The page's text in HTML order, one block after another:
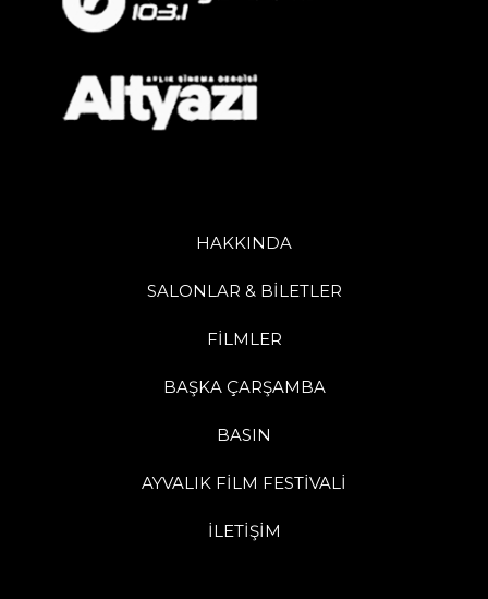
HAKKINDA
SALONLAR & BİLETLER
FİLMLER
BAŞKA ÇARŞAMBA
BASIN
AYVALIK FİLM FESTİVALİ
İLETİŞİM